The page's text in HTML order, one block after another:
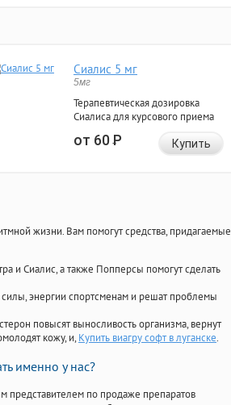
Сиалис 5 мг
5мг
Терапевтическая дозировка
Сиалиса для курсового приема
от 60Р Купить
жизни. Вам помогут средства, придагаемые
и Сиалис, а также Попперсы помогут сделать
энергии спортсменам и решат проблемы
повысят выносливость организма, вернут
кожу, и, Купить виагру софт в луганске.
именно у нас?
представителем по продаже препаратов